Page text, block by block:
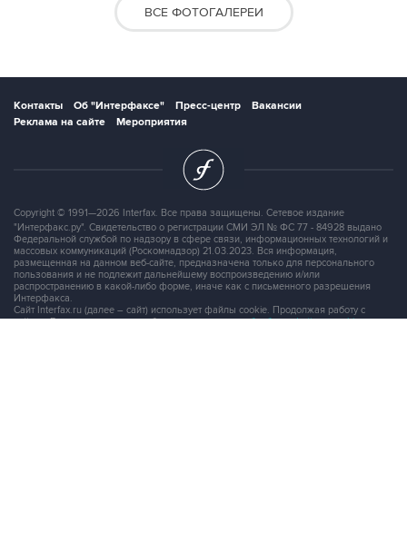
ВСЕ ФОТОГАЛЕРЕИ
Контакты Об "Интерфаксе" Пресс-центр
Вакансии
Реклама на сайте
Мероприятия
Copyright © 1991—2026 Interfax. Все права защищены. Сетевое издание
"Интерфакс.ру". Свидетельство о регистрации СМИ ЭЛ № ФС 77 - 84928 выдано
Федеральной службой по надзору в сфере связи, информационных технологий и
массовых коммуникаций (Роскомнадзор) 21.03.2023. Вся информация,
размещенная на данном веб-сайте, предназначена только для персонального
пользования и не подлежит дальнейшему воспроизведению и/или
распространению в какой-либо форме, иначе как с письменного разрешения
Интерфакса.
Сайт Interfax.ru (далее – сайт) использует файлы cookie. Продолжая работу с
сайтом, Вы соглашаетесь на сбор и последующуюобработку файлов cookie.